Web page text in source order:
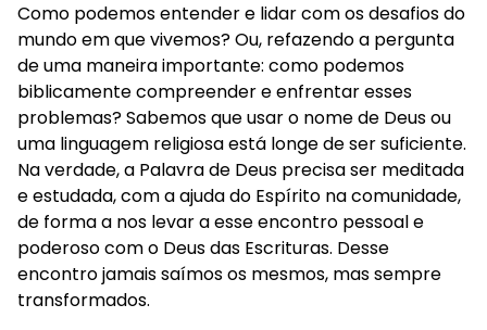
Como podemos entender e lidar com os desafios do
mundo em que vivemos? Ou, refazendo a pergunta
de uma maneira importante: como podemos
biblicamente compreender e enfrentar esses
problemas? Sabemos que usar o nome de Deus ou
uma linguagem religiosa está longe de ser suficiente.
Na verdade, a Palavra de Deus precisa ser meditada
e estudada, com a ajuda do Espírito na comunidade,
de forma a nos levar a esse encontro pessoal e
poderoso com o Deus das Escrituras. Desse
encontro jamais saímos os mesmos, mas sempre
transformados.